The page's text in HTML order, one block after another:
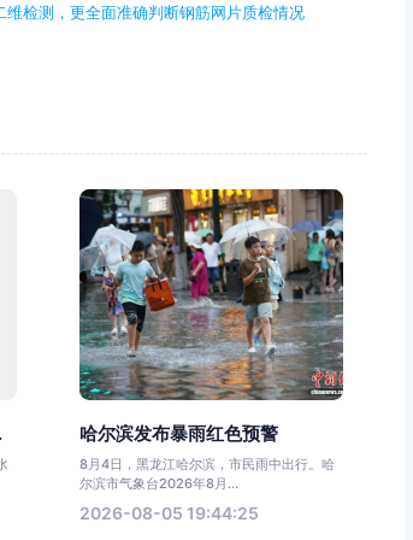
检测，更全面准确判断钢筋网片质检情况
哈尔滨发布暴雨红色预警
8月4日，黑龙江哈尔滨，市民雨中出行。哈
尔滨市气象台2026年8月...
2026-08-05 19:44:25